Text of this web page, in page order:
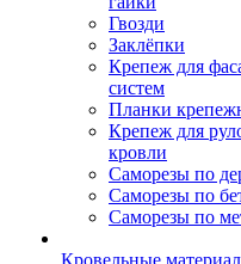
Гвозди
Заклёпки
Крепеж для
систем
Планки
Крепеж для
кровли
Саморезы по
Саморезы по
Саморезы по